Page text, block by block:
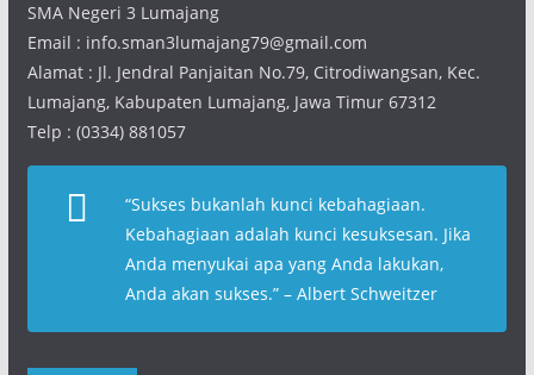
SMA Negeri 3 Lumajang
Email : info.sman3lumajang79@gmail.com
Alamat : Jl. Jendral Panjaitan No.79, Citrodiwangsan, Kec.
Lumajang, Kabupaten Lumajang, Jawa Timur 67312
Telp : (0334) 881057
“Sukses bukanlah kunci kebahagiaan.
Kebahagiaan adalah kunci kesuksesan. Jika
Anda menyukai apa yang Anda lakukan,
Anda akan sukses.” – Albert Schweitzer